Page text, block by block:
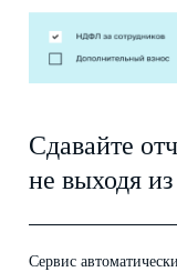
Сдавайте
не выходя
Сервис